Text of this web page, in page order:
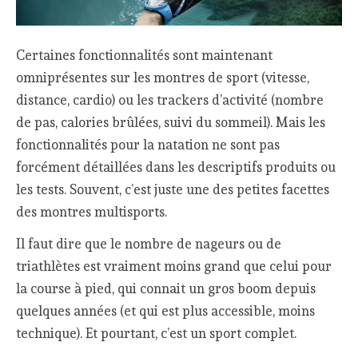
Certaines fonctionnalités sont maintenant
omniprésentes sur les montres de sport (vitesse,
distance, cardio) ou les trackers d’activité (nombre
de pas, calories brûlées, suivi du sommeil). Mais les
fonctionnalités pour la natation ne sont pas
forcément détaillées dans les descriptifs produits ou
les tests. Souvent, c’est juste une des petites facettes
des montres multisports.
Il faut dire que le nombre de nageurs ou de
triathlètes est vraiment moins grand que celui pour
la course à pied, qui connait un gros boom depuis
quelques années (et qui est plus accessible, moins
technique). Et pourtant, c’est un sport complet.